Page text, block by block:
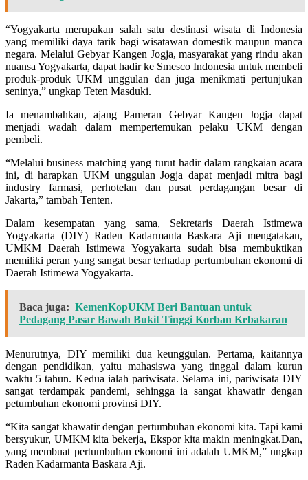
“Yogyakarta merupakan salah satu destinasi wisata di Indonesia
yang memiliki daya tarik bagi wisatawan domestik maupun manca
negara. Melalui Gebyar Kangen Jogja, masyarakat yang rindu akan
nuansa Yogyakarta, dapat hadir ke Smesco Indonesia untuk membeli
produk-produk UKM unggulan dan juga menikmati pertunjukan
seninya,” ungkap Teten Masduki.
Ia menambahkan, ajang Pameran Gebyar Kangen Jogja dapat
menjadi wadah dalam mempertemukan pelaku UKM dengan
pembeli.
“Melalui business matching yang turut hadir dalam rangkaian acara
ini, di harapkan UKM unggulan Jogja dapat menjadi mitra bagi
industry farmasi, perhotelan dan pusat perdagangan besar di
Jakarta,” tambah Tenten.
Dalam kesempatan yang sama, Sekretaris Daerah Istimewa
Yogyakarta (DIY) Raden Kadarmanta Baskara Aji mengatakan,
UMKM Daerah Istimewa Yogyakarta sudah bisa membuktikan
memiliki peran yang sangat besar terhadap pertumbuhan ekonomi di
Daerah Istimewa Yogyakarta.
Baca juga: KemenKopUKM Beri Bantuan untuk
Pedagang Pasar Bawah Bukit Tinggi Korban Kebakaran
Menurutnya, DIY memiliki dua keunggulan. Pertama, kaitannya
dengan pendidikan, yaitu mahasiswa yang tinggal dalam kurun
waktu 5 tahun. Kedua ialah pariwisata. Selama ini, pariwisata DIY
sangat terdampak pandemi, sehingga ia sangat khawatir dengan
petumbuhan ekonomi provinsi DIY.
“Kita sangat khawatir dengan pertumbuhan ekonomi kita. Tapi kami
bersyukur, UMKM kita bekerja, Ekspor kita makin meningkat.Dan,
yang membuat pertumbuhan ekonomi ini adalah UMKM,” ungkap
Raden Kadarmanta Baskara Aji.